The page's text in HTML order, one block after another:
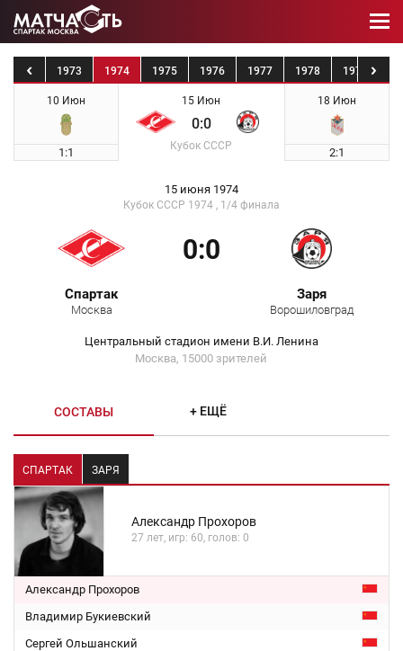
1972 1973 1974 1975 1976 1977 1978 1979
10 Июн
1:1
15 Июн
0:0
Кубок СССР
18 Июн
2:1
15 июня 1974
Кубок СССР 1974 , 1/4 финала
Спартак
Москва
0:0
Заря
Ворошиловград
Центральный стадион имени В.И. Ленина
Москва, 15000 зрителей
СОСТАВЫ + ЕЩЁ
СПАРТАК ЗАРЯ
Александр Прохоров
27 лет, игр: 60, голов: 0
Александр Прохоров
Владимир Букиевский
Сергей Ольшанский